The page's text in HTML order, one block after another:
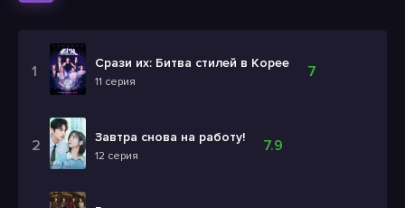
Срази их: Битва стилей в Корее
11 серия
7
Завтра снова на работу!
12 серия
7.9